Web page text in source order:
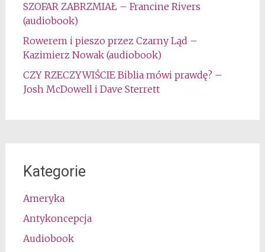
SZOFAR ZABRZMIAŁ – Francine Rivers
(audiobook)
Rowerem i pieszo przez Czarny Ląd –
Kazimierz Nowak (audiobook)
CZY RZECZYWIŚCIE Biblia mówi prawdę? –
Josh McDowell i Dave Sterrett
Kategorie
Ameryka
Antykoncepcja
Audiobook